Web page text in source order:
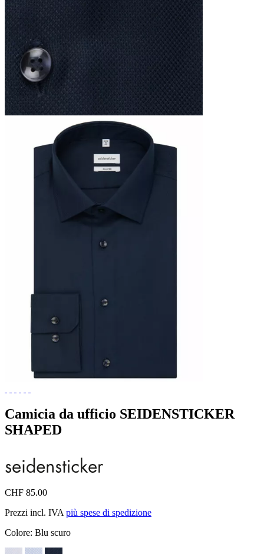
Camicia da ufficio SEIDENSTICKER
SHAPED
CHF 85.00
Prezzi incl. IVA più spese di spedizione
Colore: Blu scuro